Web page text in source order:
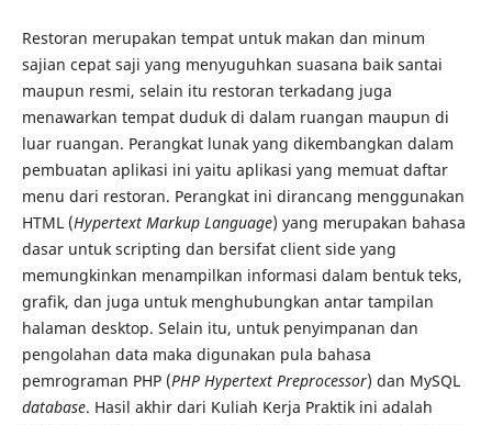
Restoran merupakan tempat untuk makan dan minum
sajian cepat saji yang menyuguhkan suasana baik santai
maupun resmi, selain itu restoran terkadang juga
menawarkan tempat duduk di dalam ruangan maupun di
luar ruangan. Perangkat lunak yang dikembangkan dalam
pembuatan aplikasi ini yaitu aplikasi yang memuat daftar
menu dari restoran. Perangkat ini dirancang menggunakan
HTML (Hypertext Markup Language) yang merupakan bahasa
dasar untuk scripting dan bersifat client side yang
memungkinkan menampilkan informasi dalam bentuk teks,
grafik, dan juga untuk menghubungkan antar tampilan
halaman desktop. Selain itu, untuk penyimpanan dan
pengolahan data maka digunakan pula bahasa
pemrograman PHP (PHP Hypertext Preprocessor) dan MySQL
database. Hasil akhir dari Kuliah Kerja Praktik ini adalah